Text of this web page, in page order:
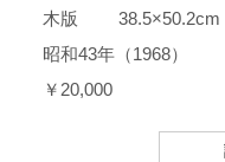
木版 38.5×50.2cm
昭和43年（1968）
￥20,000